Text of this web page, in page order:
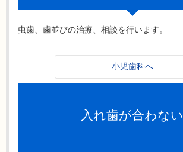
虫歯、歯並びの治療、相談を行います。
小児歯科へ
入れ歯が合わない